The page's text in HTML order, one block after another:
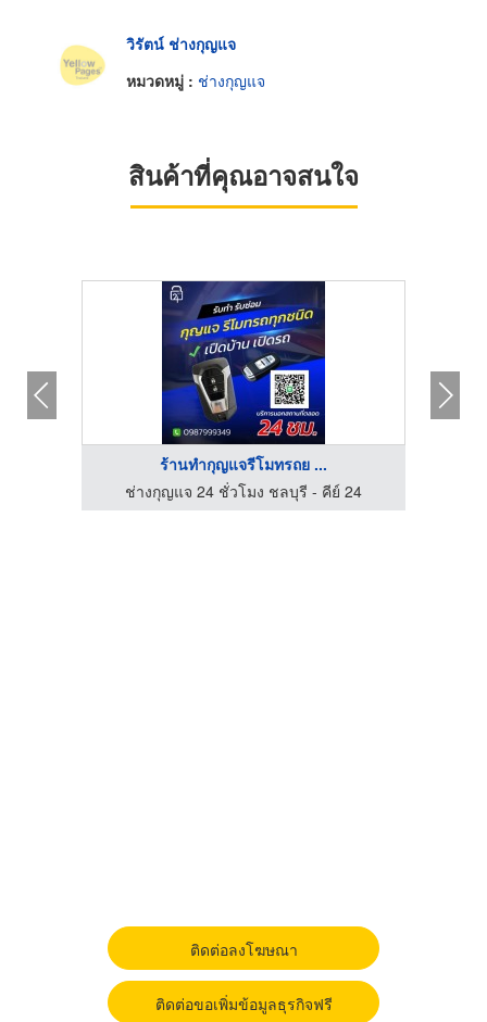
วิรัตน์ ช่างกุญแจ
หมวดหมู่ : ช่างกุญแจ
สินค้าที่คุณอาจสนใจ
ร้านทํากุญแจรีโมทรถย ...
ช่างกุญแจ 24 ชั่วโมง ชลบุรี - คีย์ 24
ติดต่อลงโฆษณา
ติดต่อขอเพิ่มข้อมูลธุรกิจฟรี